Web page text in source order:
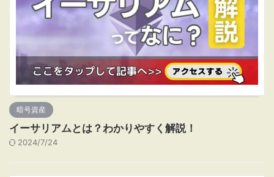
暗号資産
イーサリアムとは？わかりやすく解説！
2024/7/24